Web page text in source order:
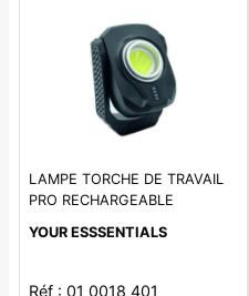
LAMPE TORCHE DE TRAVAIL
PRO RECHARGEABLE
YOUR ESSSENTIALS
Réf : 01 0018 401